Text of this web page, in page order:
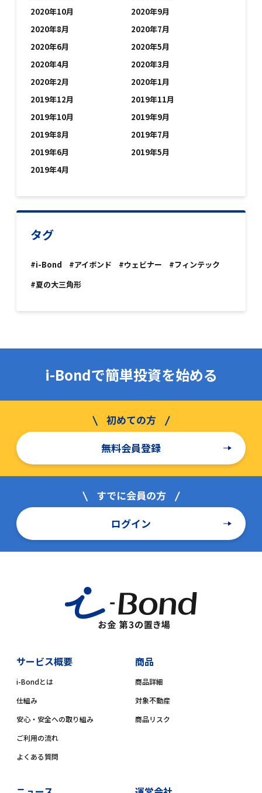
2020年10月
2020年9月
2020年8月
2020年7月
2020年6月
2020年5月
2020年4月
2020年3月
2020年2月
2020年1月
2019年12月
2019年11月
2019年10月
2019年9月
2019年8月
2019年7月
2019年6月
2019年5月
2019年4月
タグ
#i-Bond #アイボンド #ウェビナー
#フィンテック
#夏の大三角形
i-Bondで簡単投資を始める
無料会員登録
ログイン
サービス概要
i-Bondとは
仕組み
安心・安全への取り組み
ご利用の流れ
よくある質問
商品
商品詳細
対象不動産
商品リスク